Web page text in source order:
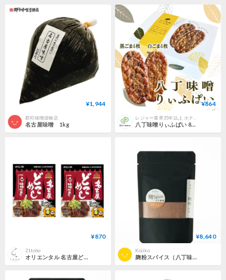
¥1,944
郡司味噌漬物店
名古屋味噌 1kg
¥864
八丁味噌りぃふぱい 8枚入（白ごま4枚・黒ごま4枚）リーフパイ
¥870
21toho
オリエンタル 名古屋どてめし 2パック 八丁味噌 名古屋めし ご当地 レトルトパウチ 簡単便利
¥8,640
Kojiko
麹粉スパイス（八丁味噌） ×10個